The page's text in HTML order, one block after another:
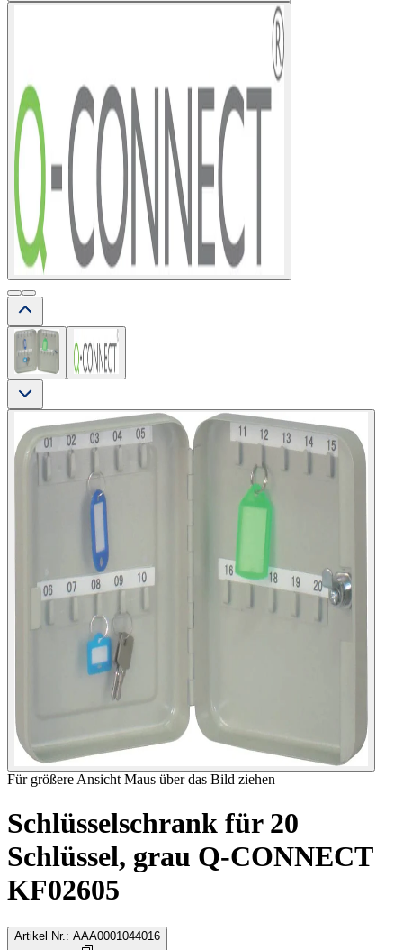
Für größere Ansicht Maus über das Bild ziehen
Schlüsselschrank für 20
Schlüssel, grau Q-CONNECT
KF02605
Artikel Nr. : AAA0001044016